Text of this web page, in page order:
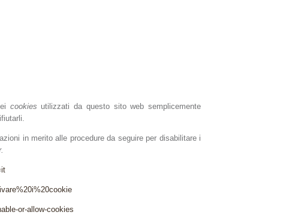
cookies utilizzati da questo sito web semplicemente
in merito alle procedure da seguire per disabilitare i
or-allow-cookies